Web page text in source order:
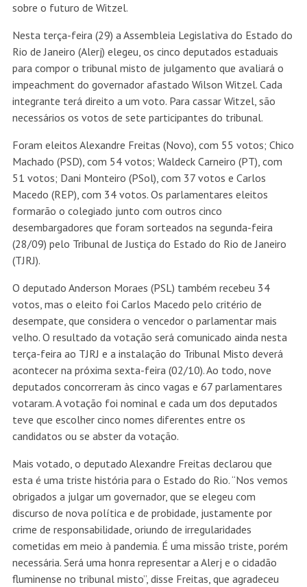
sobre o futuro de Witzel.
Nesta terça-feira (29) a Assembleia Legislativa do Estado do
Rio de Janeiro (Alerj) elegeu, os cinco deputados estaduais
para compor o tribunal misto de julgamento que avaliará o
impeachment do governador afastado Wilson Witzel. Cada
integrante terá direito a um voto. Para cassar Witzel, são
necessários os votos de sete participantes do tribunal.
Foram eleitos Alexandre Freitas (Novo), com 55 votos; Chico
Machado (PSD), com 54 votos; Waldeck Carneiro (PT), com
51 votos; Dani Monteiro (PSol), com 37 votos e Carlos
Macedo (REP), com 34 votos. Os parlamentares eleitos
formarão o colegiado junto com outros cinco
desembargadores que foram sorteados na segunda-feira
(28/09) pelo Tribunal de Justiça do Estado do Rio de Janeiro
(TJRJ).
O deputado Anderson Moraes (PSL) também recebeu 34
votos, mas o eleito foi Carlos Macedo pelo critério de
desempate, que considera o vencedor o parlamentar mais
velho. O resultado da votação será comunicado ainda nesta
terça-feira ao TJRJ e a instalação do Tribunal Misto deverá
acontecer na próxima sexta-feira (02/10). Ao todo, nove
deputados concorreram às cinco vagas e 67 parlamentares
votaram. A votação foi nominal e cada um dos deputados
teve que escolher cinco nomes diferentes entre os
candidatos ou se abster da votação.
Mais votado, o deputado Alexandre Freitas declarou que
esta é uma triste história para o Estado do Rio. “Nos vemos
obrigados a julgar um governador, que se elegeu com
discurso de nova política e de probidade, justamente por
crime de responsabilidade, oriundo de irregularidades
cometidas em meio à pandemia. É uma missão triste, porém
necessária. Será uma honra representar a Alerj e o cidadão
fluminense no tribunal misto”, disse Freitas, que agradeceu